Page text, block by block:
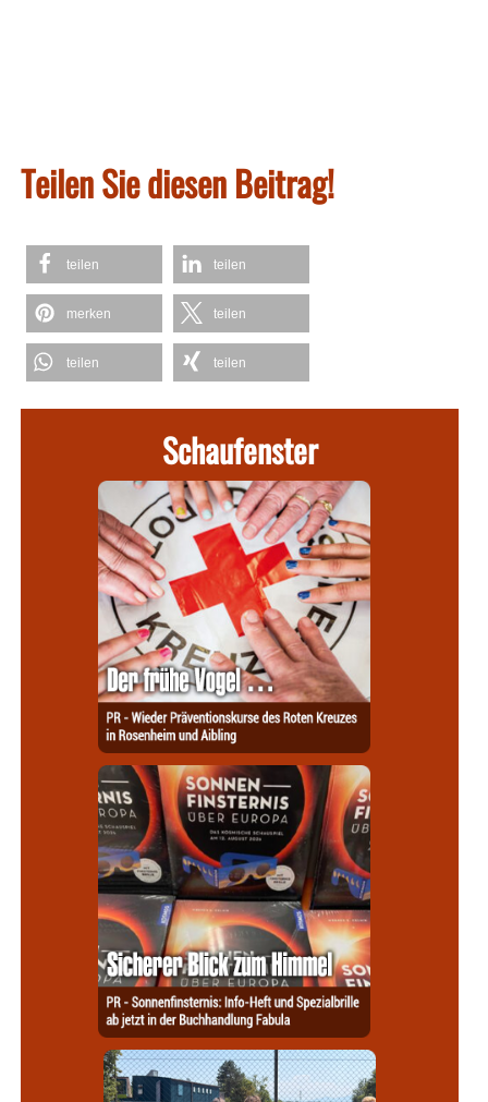
Teilen Sie diesen Beitrag!
teilen teilen
merken teilen
teilen teilen
Schaufenster